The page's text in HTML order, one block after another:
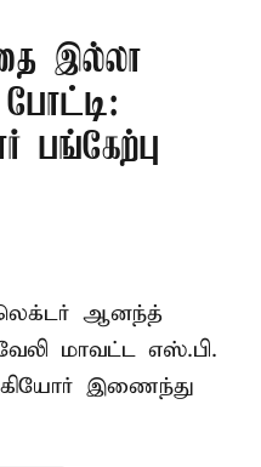
இல்லா
போட்டி:
பங்கேற்பு
ஆனந்த்
மாவட்ட எஸ்.பி.
இணைந்து